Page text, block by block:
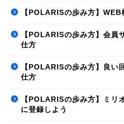
【POLARISの歩み方】WEB
【POLARISの歩み方】会員
仕方
【POLARISの歩み方】良い
仕方
【POLARISの歩み方】ミリ
に登録しよう